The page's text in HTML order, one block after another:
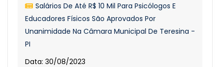
Salários De Até R$ 10 Mil Para Psicólogos E
Educadores Físicos São Aprovados Por
Unanimidade Na Câmara Municipal De Teresina -
PI
Data: 30/08/2023